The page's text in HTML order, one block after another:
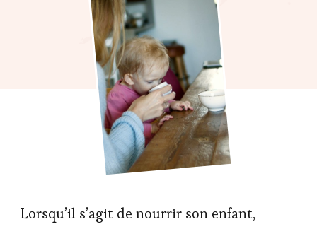
Lorsqu’il s’agit de nourrir son enfant,